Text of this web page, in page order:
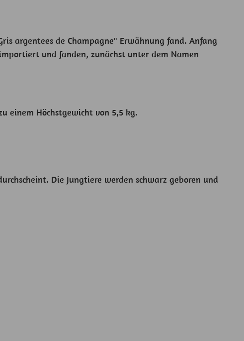
argentees de Champagne" Erwähnung fand. Anfang
und fanden, zunächst unter dem Namen
einem Höchstgewicht von 5,5 kg.
Die Jungtiere werden schwarz geboren und